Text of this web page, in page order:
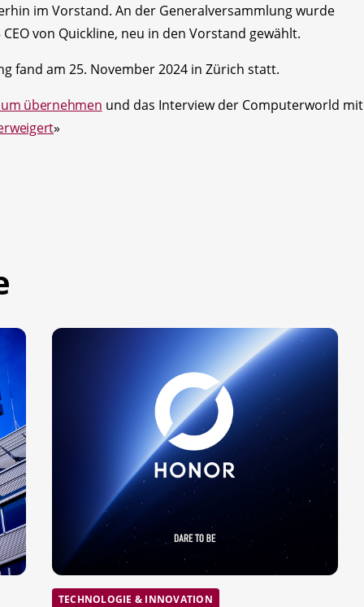
im Vorstand. An der Generalversammlung wurde
von Quickline, neu in den Vorstand gewählt.
fand am 25. November 2024 in Zürich statt.
übernehmen und das Interview der Computerworld mit
»
TECHNOLOGIE & INNOVATION